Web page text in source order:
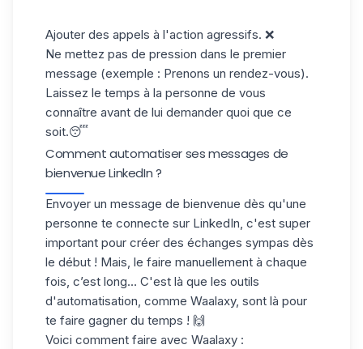
Ajouter des appels à l'action agressifs. ❌
Ne mettez pas de pression dans le premier
message (exemple : Prenons un rendez-vous).
Laissez le temps à la personne de vous
connaître avant de lui demander quoi que ce
soit.😴
Comment automatiser ses messages de
bienvenue LinkedIn ?
Envoyer un message de bienvenue dès qu'une
personne te connecte sur LinkedIn, c'est super
important pour créer des échanges sympas dès
le début ! Mais, le faire manuellement à chaque
fois, c’est long… C'est là que les outils
d'automatisation, comme Waalaxy, sont là pour
te faire gagner du temps ! 🙌
Voici comment faire avec Waalaxy :